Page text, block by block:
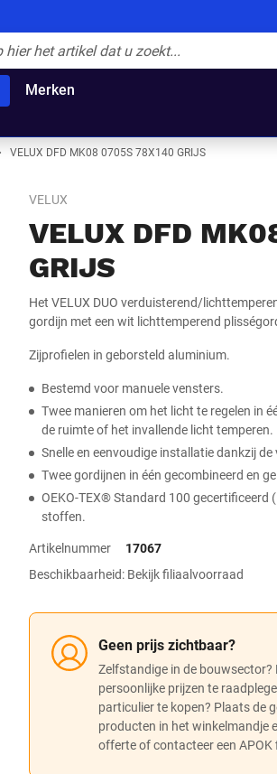
Merken
VELUX DFD MK08 0705S 78X140 GRIJS
VELUX
VELUX DFD
GRIJS
Het VELUX DUO verduisterend/
gordijn met een wit lichttemperend
Zijprofielen in geborsteld aluminium.
Bestemd voor manuele vensters.
Twee manieren om het licht te regelen in
de ruimte of het invallende licht temperen.
Snelle en eenvoudige installatie dankzij
Twee gordijnen in één gecombineerd en
OEKO-TEX® Standard 100 gecertificeerd
stoffen.
Artikelnummer
17067
Beschikbaarheid: Bekijk filiaalvoorraad
Geen prijs zichtbaar?
Zelfstandige in de bouwsector?
persoonlijke prijzen te
particulier te kopen? Plaats de
producten in het winkelmandje
offerte of contacteer een APOK